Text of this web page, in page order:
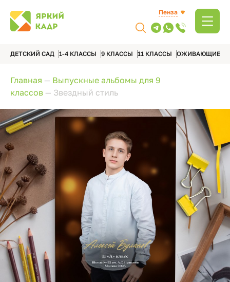
Пенза
ДЕТСКИЙ САД 1-4 КЛАССЫ 9 КЛАССЫ 11 КЛАССЫ ОЖИВАЮЩИЕ
Главная — Выпускные альбомы для 9
классов — Звездный стиль